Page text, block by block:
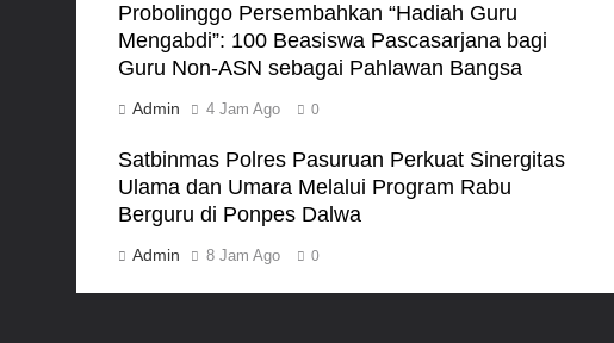
Probolinggo Persembahkan “Hadiah Guru
Mengabdi”: 100 Beasiswa Pascasarjana bagi
Guru Non-ASN sebagai Pahlawan Bangsa
Admin 4 Jam Ago 0
Satbinmas Polres Pasuruan Perkuat Sinergitas
Ulama dan Umara Melalui Program Rabu
Berguru di Ponpes Dalwa
Admin 8 Jam Ago 0